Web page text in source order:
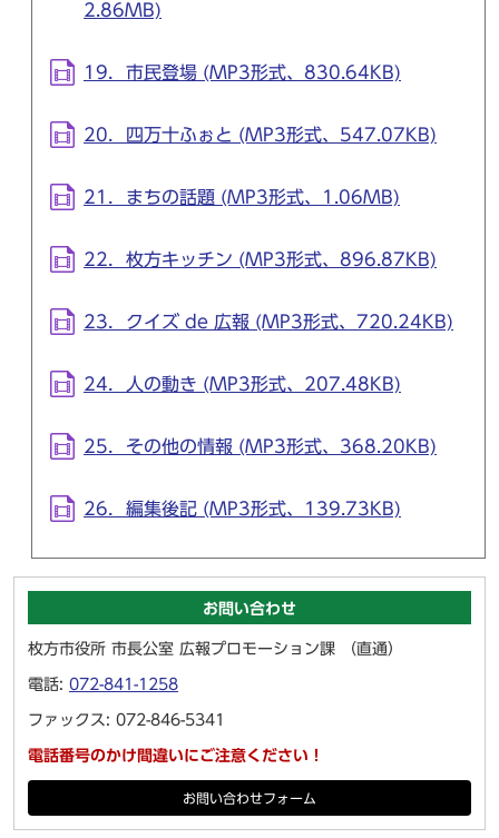
2.86MB)
19．市民登場 (MP3形式、830.64KB)
20．四万十ふぉと (MP3形式、547.07KB)
21．まちの話題 (MP3形式、1.06MB)
22．枚方キッチン (MP3形式、896.87KB)
23．クイズ de 広報 (MP3形式、720.24KB)
24．人の動き (MP3形式、207.48KB)
25．その他の情報 (MP3形式、368.20KB)
26．編集後記 (MP3形式、139.73KB)
お問い合わせ
枚方市役所 市長公室 広報プロモーション課 （直通）
電話: 072-841-1258
ファックス: 072-846-5341
電話番号のかけ間違いにご注意ください！
お問い合わせフォーム